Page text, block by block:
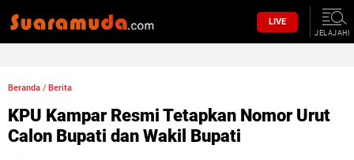
LIVE
JELAJAHI
Beranda / Berita
KPU Kampar Resmi Tetapkan Nomor Urut
Calon Bupati dan Wakil Bupati